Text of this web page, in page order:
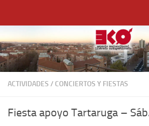
ACTIVIDADES / CONCIERTOS Y FIESTAS
Fiesta apoyo Tartaruga –